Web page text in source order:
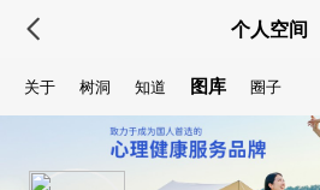
个人空间
关于 树洞 知道 图库 圈子